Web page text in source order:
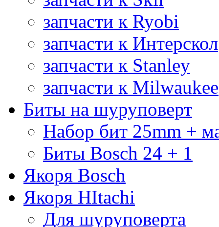
запчасти к Ryobi
запчасти к Интерскол
запчасти к Stanley
запчасти к Milwaukee
Биты на шуруповерт
Набор бит 25mm +
Биты Bosch 24 + 1
Якоря Bosch
Якоря HItachi
Для шуруповерта